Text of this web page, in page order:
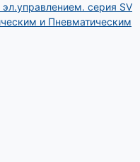
серия SV
и Пневматическим